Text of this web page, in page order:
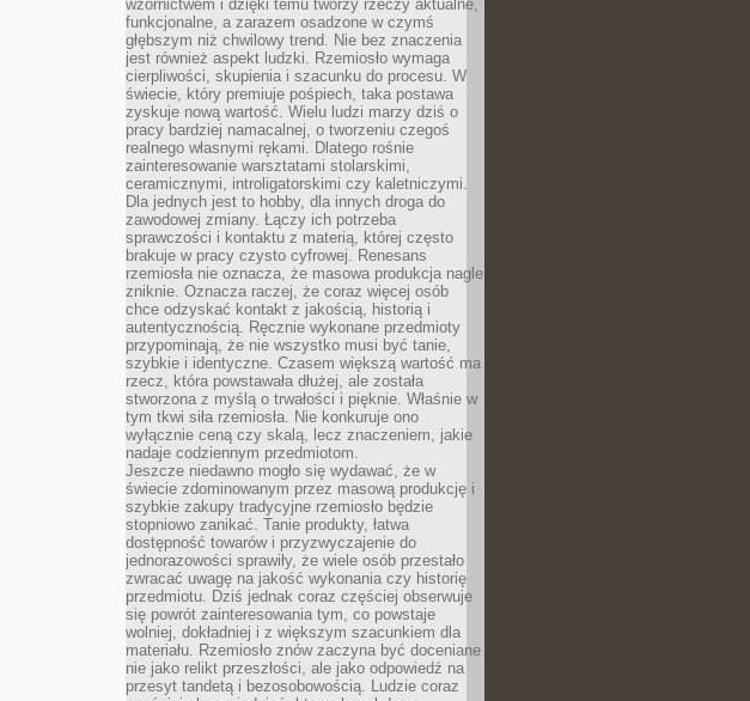
wzornictwem i dzięki temu tworzy rzeczy aktualne,
funkcjonalne, a zarazem osadzone w czymś
głębszym niż chwilowy trend. Nie bez znaczenia
jest również aspekt ludzki. Rzemiosło wymaga
cierpliwości, skupienia i szacunku do procesu. W
świecie, który premiuje pośpiech, taka postawa
zyskuje nową wartość. Wielu ludzi marzy dziś o
pracy bardziej namacalnej, o tworzeniu czegoś
realnego własnymi rękami. Dlatego rośnie
zainteresowanie warsztatami stolarskimi,
ceramicznymi, introligatorskimi czy kaletniczymi.
Dla jednych jest to hobby, dla innych droga do
zawodowej zmiany. Łączy ich potrzeba
sprawczości i kontaktu z materią, której często
brakuje w pracy czysto cyfrowej. Renesans
rzemiosła nie oznacza, że masowa produkcja nagle
zniknie. Oznacza raczej, że coraz więcej osób
chce odzyskać kontakt z jakością, historią i
autentycznością. Ręcznie wykonane przedmioty
przypominają, że nie wszystko musi być tanie,
szybkie i identyczne. Czasem większą wartość ma
rzecz, która powstawała dłużej, ale została
stworzona z myślą o trwałości i pięknie. Właśnie w
tym tkwi siła rzemiosła. Nie konkuruje ono
wyłącznie ceną czy skalą, lecz znaczeniem, jakie
nadaje codziennym przedmiotom.
Jeszcze niedawno mogło się wydawać, że w
świecie zdominowanym przez masową produkcję i
szybkie zakupy tradycyjne rzemiosło będzie
stopniowo zanikać. Tanie produkty, łatwa
dostępność towarów i przyzwyczajenie do
jednorazowości sprawiły, że wiele osób przestało
zwracać uwagę na jakość wykonania czy historię
przedmiotu. Dziś jednak coraz częściej obserwuje
się powrót zainteresowania tym, co powstaje
wolniej, dokładniej i z większym szacunkiem dla
materiału. Rzemiosło znów zaczyna być doceniane
nie jako relikt przeszłości, ale jako odpowiedź na
przesyt tandetą i bezosobowością. Ludzie coraz